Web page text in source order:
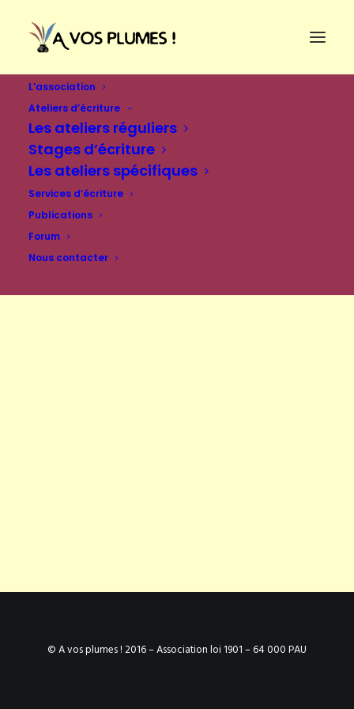
L’association
Ateliers d’écriture
Les ateliers réguliers
Stages d’écriture
Les ateliers spécifiques
Services d’écriture
Publications
Forum
Nous contacter
© A vos plumes ! 2016 – Association loi 1901 – 64 000 PAU